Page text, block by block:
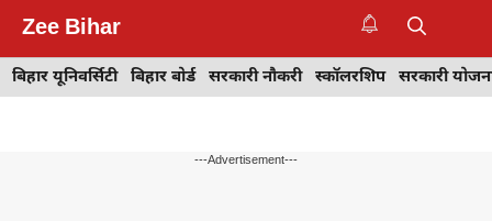
content
Zee Bihar
बिहार यूनिवर्सिटी बिहार बोर्ड सरकारी नौकरी स्कॉलरशिप सरकारी
---Advertisement---